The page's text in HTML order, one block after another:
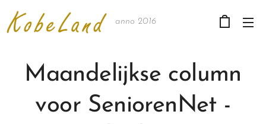
anno 2016
Maandelijkse column
voor SeniorenNet -